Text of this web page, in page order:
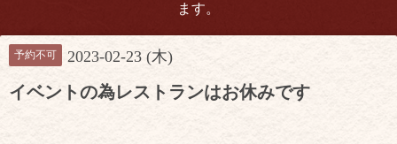
ます。
予約不可 2023-02-23 (木)
イベントの為レストランはお休みです